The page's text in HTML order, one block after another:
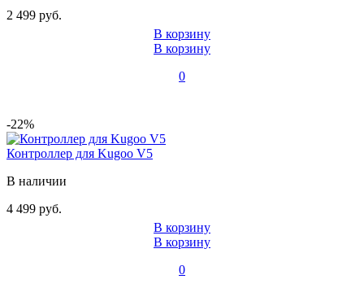
2 499 руб.
В корзину
В корзину
0
-22%
Контроллер для Kugoo V5
В наличии
4 499 руб.
В корзину
В корзину
0